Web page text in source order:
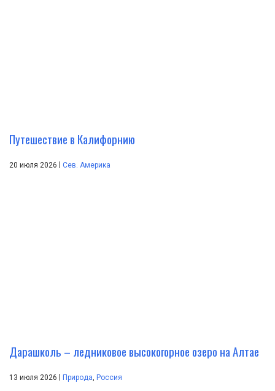
Путешествие в Калифорнию
20 июля 2026 Сев. Америка
Дарашколь – ледниковое высокогорное озеро на Алтае
13 июля 2026 Природа, Россия